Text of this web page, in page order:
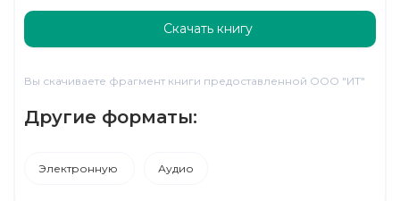
Скачать книгу
Вы скачиваете фрагмент книги предоставленной ООО "ИТ"
Другие форматы:
Электронную Аудио